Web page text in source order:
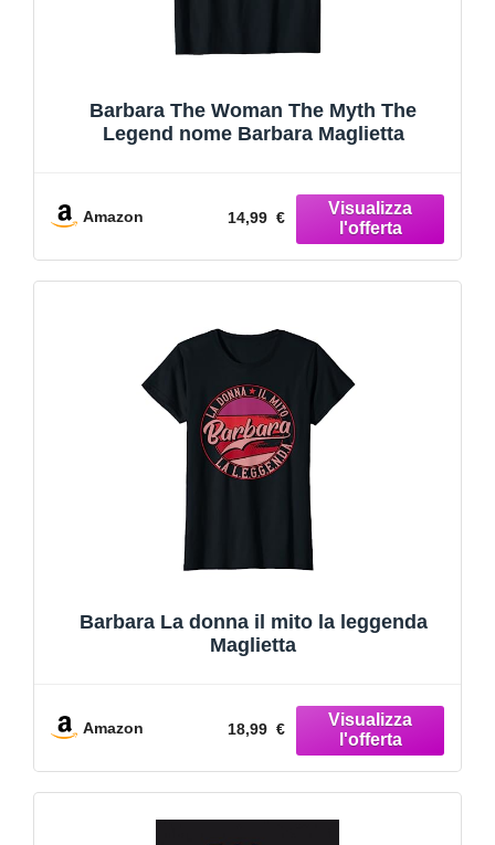
Barbara The Woman The Myth The
Legend nome Barbara Maglietta
Amazon 14,99 €
Barbara La donna il mito la leggenda
Maglietta
Amazon 18,99 €